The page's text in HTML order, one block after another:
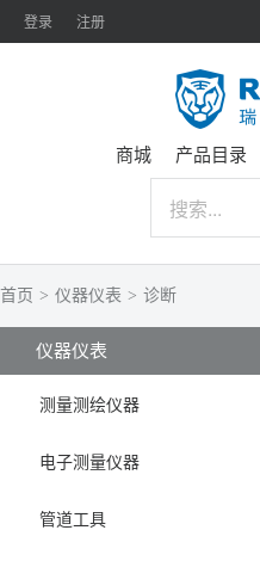
登录 注册
商城 产品目录
首页 > 仪器仪表 > 诊断
仪器仪表
测量测绘仪器
电子测量仪器
管道工具